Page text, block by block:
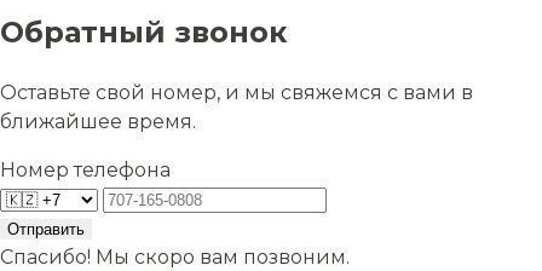
Обратный звонок
Оставьте свой номер, и мы свяжемся с вами в
ближайшее время.
Номер телефона
Отправить
Спасибо! Мы скоро вам позвоним.